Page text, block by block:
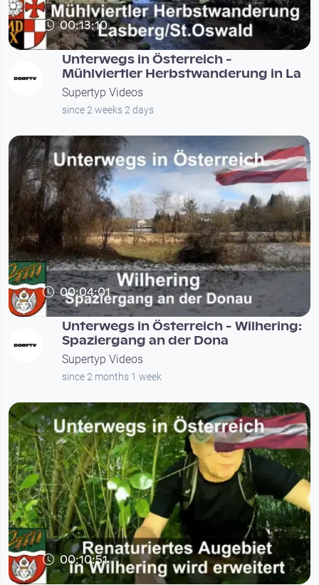
00:13:10
Unterwegs in Österreich -
Mühlviertler Herbstwanderung in La
Supertyp Videos
since 2 weeks 2 days
00:04:01
Unterwegs in Österreich - Wilhering:
Spaziergang an der Dona
Supertyp Videos
since 2 months 1 week
00:10:51